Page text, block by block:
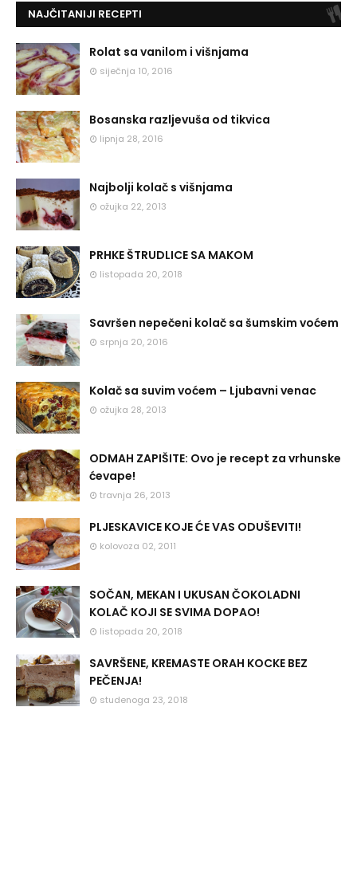
NAJČITANIJI RECEPTI
Rolat sa vanilom i višnjama
siječnja 10, 2016
Bosanska razljevuša od tikvica
lipnja 28, 2016
Najbolji kolač s višnjama
ožujka 22, 2013
PRHKE ŠTRUDLICE SA MAKOM
listopada 20, 2018
Savršen nepečeni kolač sa šumskim voćem
srpnja 20, 2016
Kolač sa suvim voćem – Ljubavni venac
ožujka 28, 2013
ODMAH ZAPIŠITE: Ovo je recept za vrhunske
ćevape!
travnja 26, 2013
PLJESKAVICE KOJE ĆE VAS ODUŠEVITI!
kolovoza 02, 2011
SOČAN, MEKAN I UKUSAN ČOKOLADNI
KOLAČ KOJI SE SVIMA DOPAO!
listopada 20, 2018
SAVRŠENE, KREMASTE ORAH KOCKE BEZ
PEČENJA!
studenoga 23, 2018